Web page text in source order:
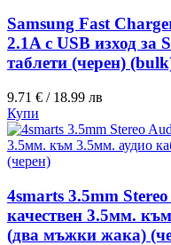
Samsung Fast
2.1A с USB изход за
таблети (черен)
9.71 € / 18.99 лв
Купи
4smarts 3.5mm
качествен 3.5мм.
(два мъжки жака)